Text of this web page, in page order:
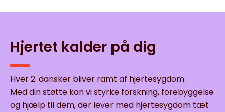
Hjertet kalder på dig
Hver 2. dansker bliver ramt af hjertesygdom.
Med din støtte kan vi styrke forskning, forebyggelse
og hjælp til dem, der lever med hjertesygdom tæt